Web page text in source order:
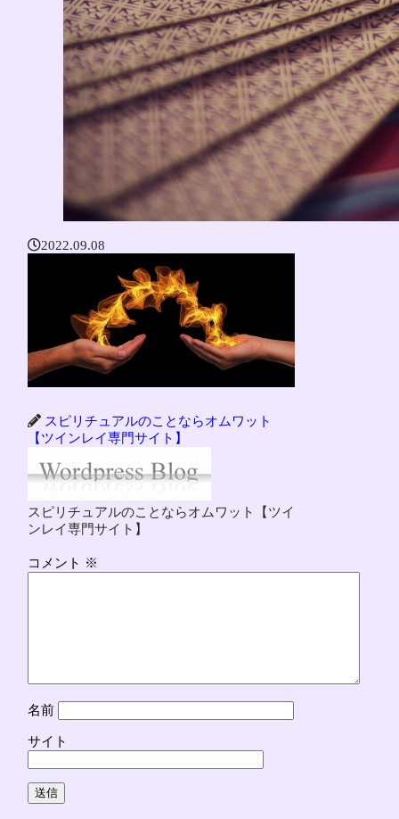
2022.09.08
スピリチュアルのことならオムワット
【ツインレイ専門サイト】
スピリチュアルのことならオムワット【ツイ
ンレイ専門サイト】
コメント ※
名前
サイト